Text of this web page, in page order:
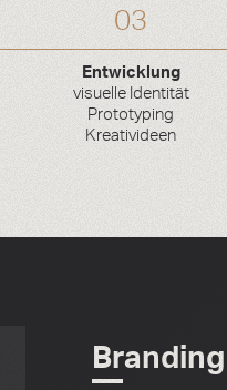
03
Entwicklung
visuelle Identität
Prototyping
Kreativideen
Branding